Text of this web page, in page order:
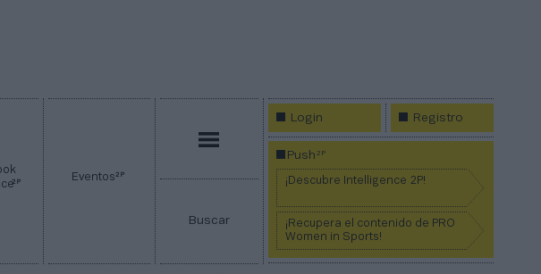
2P Eventos2P
Buscar
Login Registro
Push2P
¡Descubre Intelligence 2P!
¡Recupera el contenido de PRO
Women in Sports!